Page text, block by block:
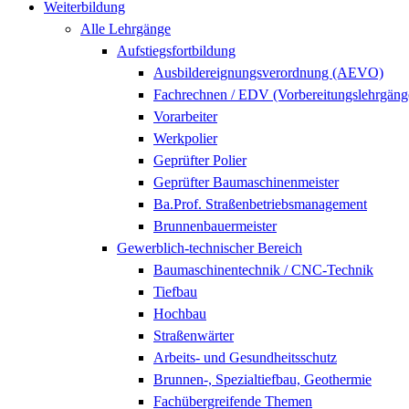
Weiterbildung
Alle Lehrgänge
Aufstiegsfortbildung
Ausbildereignungsverordnung (AEVO)
Fachrechnen / EDV
Vorarbeiter
Werkpolier
Geprüfter Polier
Geprüfter Baumaschinenmeister
Ba.Prof. Straßenbetriebsmanagement
Brunnenbauermeister
Gewerblich-technischer Bereich
Baumaschinentechnik / CNC-Technik
Tiefbau
Hochbau
Straßenwärter
Arbeits- und Gesundheitsschutz
Brunnen-, Spezialtiefbau, Geothermie
Fachübergreifende Themen